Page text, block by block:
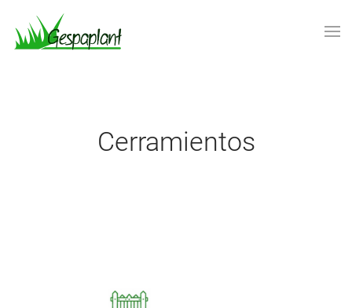
Skip to main content
Cerramientos